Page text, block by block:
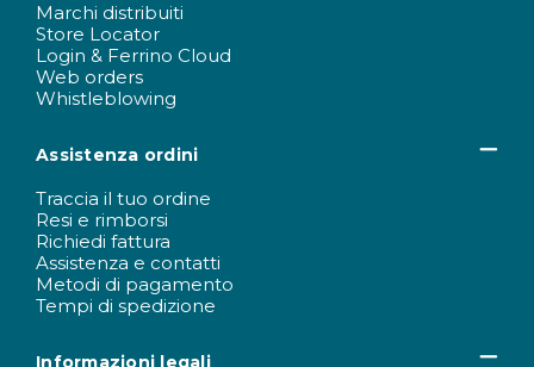
Marchi distribuiti
Store Locator
Login & Ferrino Cloud
Web orders
Whistleblowing
Assistenza ordini
Traccia il tuo ordine
Resi e rimborsi
Richiedi fattura
Assistenza e contatti
Metodi di pagamento
Tempi di spedizione